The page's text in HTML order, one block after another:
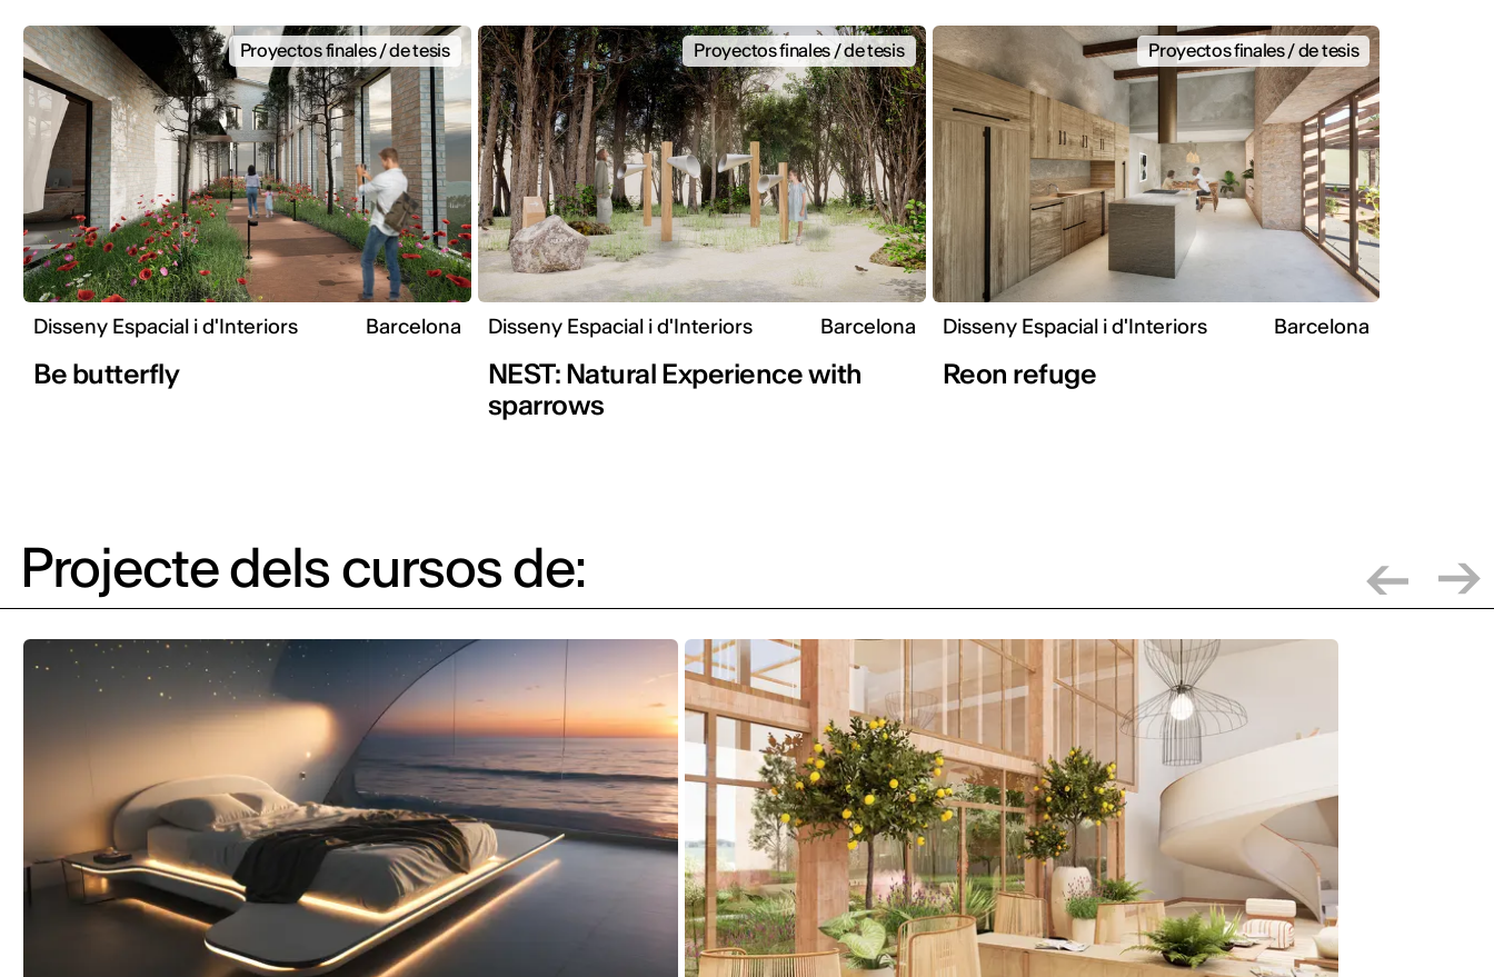
Disseny Espacial i d'Interiors Barcelona
Proyectos finales / de tesis
Be butterfly
Disseny Espacial i d'Interiors Barcelona
Proyectos finales / de tesis
NEST: Natural Experience with
sparrows
Disseny Espacial i d'Interiors Barcelona
Proyectos finales / de tesis
Reon refuge
Projecte dels cursos de: